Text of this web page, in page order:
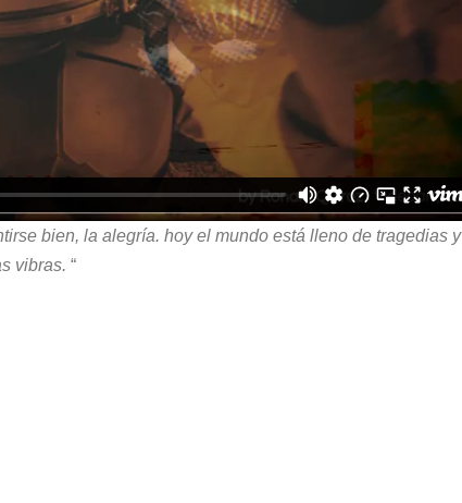
bien, la alegría. hoy el mundo está lleno de tragedias y
vibras. “